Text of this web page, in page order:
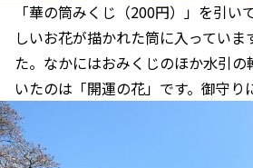
「華の筒みくじ（200円）」を引い
しいお花が描かれた筒に入っていま
た。なかにはおみくじのほか水引
いたのは「開運の花」です。御守り